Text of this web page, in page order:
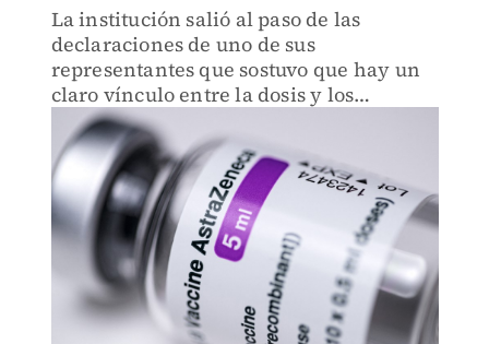
La institución salió al paso de las
declaraciones de uno de sus
representantes que sostuvo que hay un
claro vínculo entre la dosis y los
padecimientos.